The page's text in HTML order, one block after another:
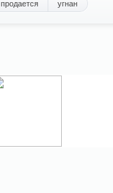
продается угнан